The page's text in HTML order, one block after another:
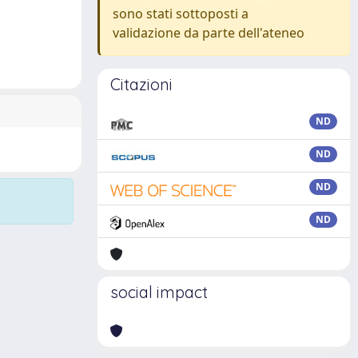
sono stati sottoposti a
validazione da parte dell'ateneo
Citazioni
ND
ND
ND
ND
social impact